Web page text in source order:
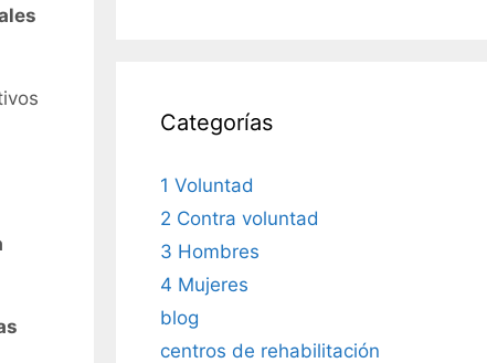
Categorías
1 Voluntad
2 Contra voluntad
3 Hombres
4 Mujeres
blog
centros de rehabilitación